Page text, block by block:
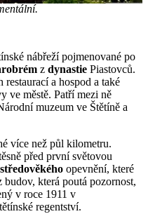
nábřeží pojmenované po
z dynastie Piastovců.
restaurací a hospod a také
ve městě. Patří mezi ně
muzeum ve Štětíně a
více než půl kilometru.
před první světovou
středověkého opevnění, které
která poutá pozornost,
v roce 1911 v
regentství.